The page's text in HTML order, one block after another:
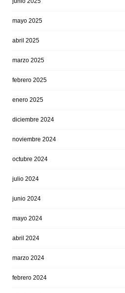
mayo 2025
abril 2025
marzo 2025
febrero 2025
enero 2025
diciembre 2024
noviembre 2024
octubre 2024
julio 2024
junio 2024
mayo 2024
abril 2024
marzo 2024
febrero 2024